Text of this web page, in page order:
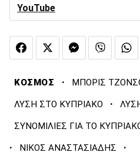
YouTube
ΚΟΣΜΟΣ · ΜΠΟΡΙΣ
ΛΥΣΗ ΣΤΟ ΚΥΠΡΙΑΚΟ ·
ΣΥΝΟΜΙΛΙΕΣ ΓΙΑ ΤΟ
· ΝΙΚΟΣ ΑΝΑΣΤΑΣΙΑΔΗΣ ·